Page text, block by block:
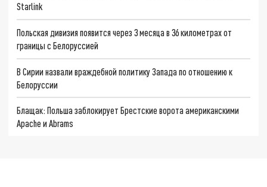
Starlink
Польская дивизия появится через 3 месяца в 36 километрах от
границы с Белоруссией
В Сирии назвали враждебной политику Запада по отношению к
Белоруссии
Блащак: Польша заблокирует Брестские ворота американскими
Apache и Abrams